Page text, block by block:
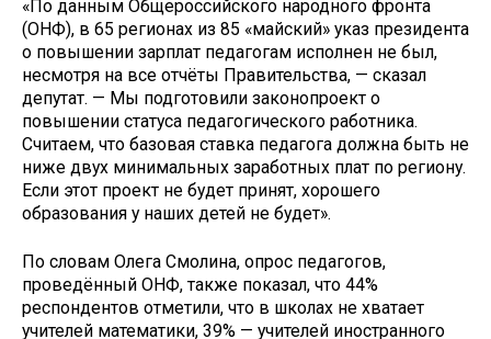
«По данным Общероссийского народного фронта
(ОНФ), в 65 регионах из 85 «майский» указ президента
о повышении зарплат педагогам исполнен не был,
несмотря на все отчёты Правительства, — сказал
депутат. — Мы подготовили законопроект о
повышении статуса педагогического работника.
Считаем, что базовая ставка педагога должна быть не
ниже двух минимальных заработных плат по региону.
Если этот проект не будет принят, хорошего
образования у наших детей не будет».
По словам Олега Смолина, опрос педагогов,
проведённый ОНФ, также показал, что 44%
респондентов отметили, что в школах не хватает
учителей математики, 39% — учителей иностранного